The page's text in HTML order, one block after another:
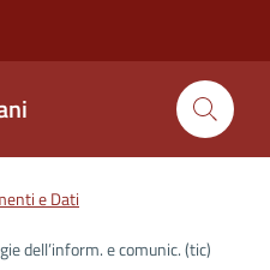
e Dati
dell’inform. e comunic. (tic)